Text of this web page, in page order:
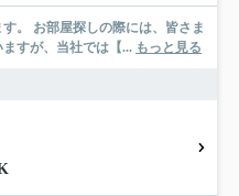
さま
すが、当社では【... もっと見る